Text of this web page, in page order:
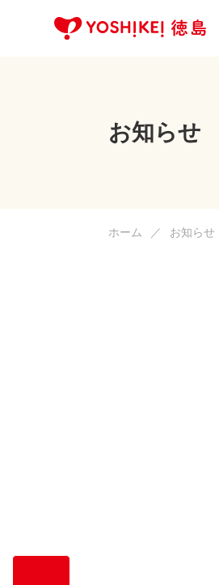
お知らせ
ホーム お知らせ